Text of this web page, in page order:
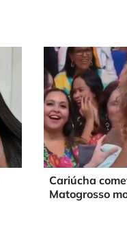
Cariúcha
Matogrosso